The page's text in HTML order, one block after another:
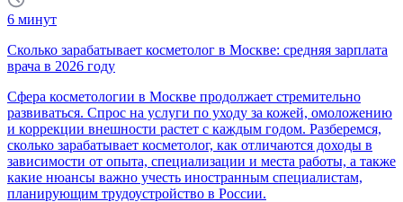
6 минут
Сколько зарабатывает косметолог в Москве: средняя зарплата
врача в 2026 году
Сфера косметологии в Москве продолжает стремительно
развиваться. Спрос на услуги по уходу за кожей, омоложению
и коррекции внешности растет с каждым годом. Разберемся,
сколько зарабатывает косметолог, как отличаются доходы в
зависимости от опыта, специализации и места работы, а также
какие нюансы важно учесть иностранным специалистам,
планирующим трудоустройство в России.